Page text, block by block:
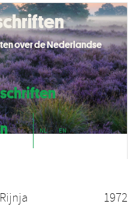
NL EN
over de Nederlandse
1972